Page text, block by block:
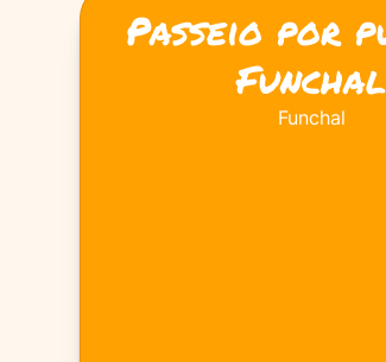
Passeio por
Funchal
Funchal